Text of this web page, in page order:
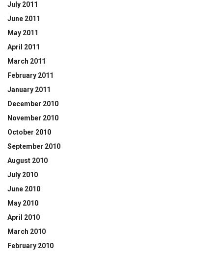
July 2011
June 2011
May 2011
April 2011
March 2011
February 2011
January 2011
December 2010
November 2010
October 2010
September 2010
August 2010
July 2010
June 2010
May 2010
April 2010
March 2010
February 2010